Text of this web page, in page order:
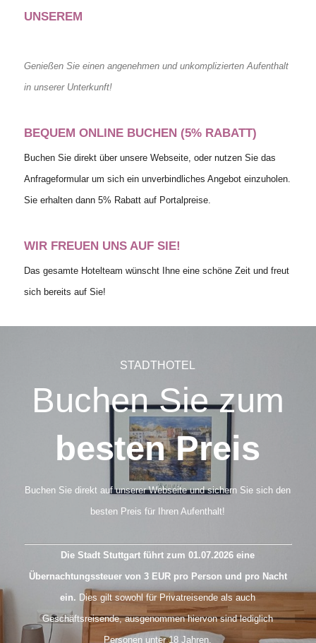
UNSEREM
Genießen Sie einen angenehmen und unkomplizierten Aufenthalt
in unserer Unterkunft!
BEQUEM ONLINE BUCHEN (5% RABATT)
Buchen Sie direkt über unsere Webseite, oder nutzen Sie das
Anfrageformular um sich ein unverbindliches Angebot einzuholen.
Sie erhalten dann 5% Rabatt auf Portalpreise.
WIR FREUEN UNS AUF SIE!
Das gesamte Hotelteam wünscht Ihne eine schöne Zeit und freut
sich bereits auf Sie!
STADTHOTEL
Buchen Sie zum
besten Preis
Buchen Sie direkt auf unserer Webseite und sichern Sie sich den
besten Preis für Ihren Aufenthalt!
Die Stadt Stuttgart führt zum 01.07.2026 eine
Übernachtungssteuer von 3 EUR pro Person und pro Nacht
ein. Dies gilt sowohl für Privatreisende als auch
Geschäftsreisende, ausgenommen hiervon sind lediglich
Personen unter 18 Jahren.